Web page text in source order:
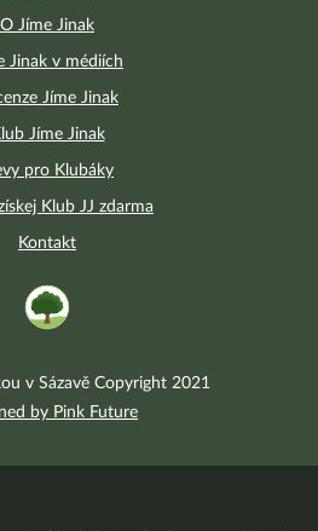
O Jíme Jinak
Jinak v médiích
Jíme Jinak
Jíme Jinak
pro Klubáky
Klub JJ zdarma
Kontakt
v Sázavě Copyright 2021
by Pink Future